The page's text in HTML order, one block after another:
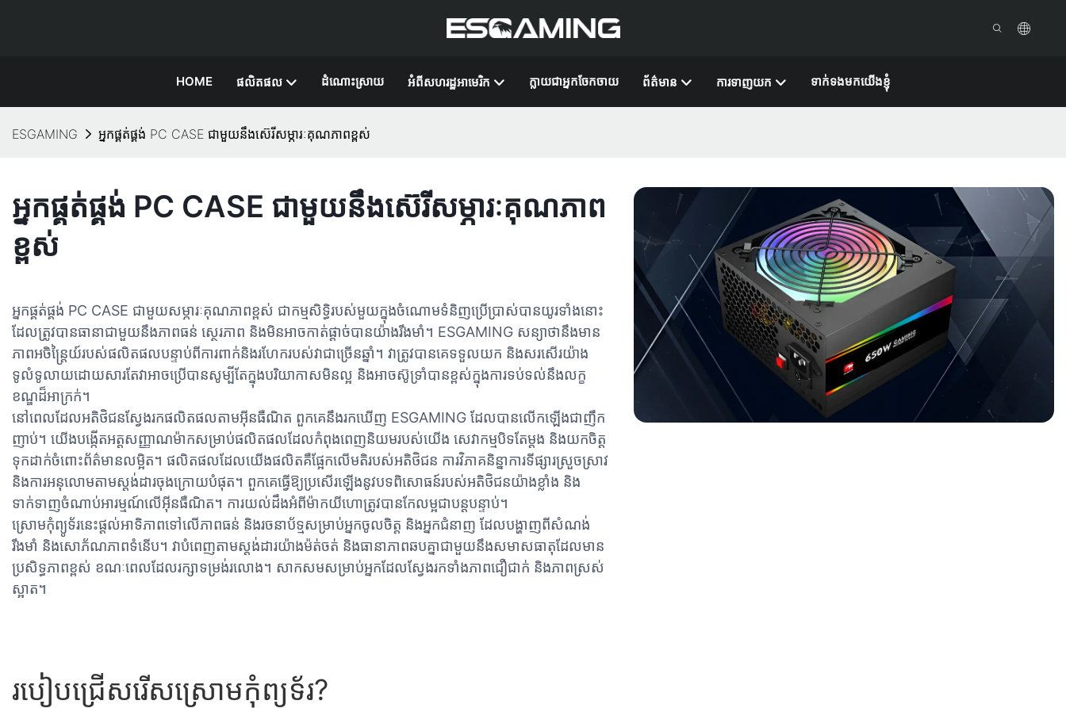
HOME ផលិតផល ដំណោះស្រាយ អំពី​សហរដ្ឋអាមេរិក ក្លាយជាអ្នកចែកចាយ ព័ត៌មាន ការទាញយក ទាក់ទងមកយើងខ្ញុំ
ESGAMING អ្នកផ្គត់ផ្គង់ PC CASE ជាមួយនឹងស៊េរីសម្ភារៈគុណភាពខ្ពស់
អ្នកផ្គត់ផ្គង់ PC CASE ជាមួយនឹងស៊េរីសម្ភារៈគុណភាព
ខ្ពស់
អ្នកផ្គត់ផ្គង់ PC CASE ជាមួយសម្ភារៈគុណភាពខ្ពស់ ជាកម្មសិទ្ធិរបស់មួយក្នុងចំណោមទំនិញប្រើប្រាស់បានយូរទាំងនោះ
ដែលត្រូវបានធានាជាមួយនឹងភាពធន់ ស្ថេរភាព និងមិនអាចកាត់ផ្តាច់បានយ៉ាងរឹងមាំ។ ESGAMING សន្យា​ថា​នឹង​មាន​
ភាព​អចិន្ត្រៃយ៍​របស់​ផលិតផល​បន្ទាប់​ពី​ការ​ពាក់​និង​រហែក​របស់​វា​ជា​ច្រើន​ឆ្នាំ។ វា​ត្រូវ​បាន​គេ​ទទួល​យក និង​សរសើរ​យ៉ាង​
ទូលំទូលាយ​ដោយ​សារ​តែ​វា​អាច​ប្រើ​បាន​សូម្បី​តែ​ក្នុង​បរិយាកាស​មិន​ល្អ និង​អាច​ស៊ូទ្រាំ​បាន​ខ្ពស់​ក្នុង​ការ​ទប់ទល់​នឹង​លក្ខ
ខណ្ឌ​ដ៏​អាក្រក់។
នៅពេលដែលអតិថិជនស្វែងរកផលិតផលតាមអ៊ីនធឺណិត ពួកគេនឹងរកឃើញ ESGAMING ដែលបានលើកឡើងជាញឹក
ញាប់។ យើងបង្កើតអត្តសញ្ញាណម៉ាកសម្រាប់ផលិតផលដែលកំពុងពេញនិយមរបស់យើង សេវាកម្មបិទតែម្តង និងយកចិត្ត
ទុកដាក់ចំពោះព័ត៌មានលម្អិត។ ផលិតផលដែលយើងផលិតគឺផ្អែកលើមតិរបស់អតិថិជន ការវិភាគនិន្នាការទីផ្សារស្រួចស្រាវ
និងការអនុលោមតាមស្តង់ដារចុងក្រោយបំផុត។ ពួកគេធ្វើឱ្យប្រសើរឡើងនូវបទពិសោធន៍របស់អតិថិជនយ៉ាងខ្លាំង និង
ទាក់ទាញចំណាប់អារម្មណ៍លើអ៊ីនធឺណិត។ ការយល់ដឹងអំពីម៉ាកយីហោត្រូវបានកែលម្អជាបន្តបន្ទាប់។
ស្រោមកុំព្យូទ័រនេះផ្តល់អាទិភាពទៅលើភាពធន់ និងរចនាប័ទ្មសម្រាប់អ្នកចូលចិត្ត និងអ្នកជំនាញ ដែលបង្ហាញពីសំណង់
រឹងមាំ និងសោភ័ណភាពទំនើប។ វាបំពេញតាមស្តង់ដារយ៉ាងម៉ត់ចត់ និងធានាភាពឆបគ្នាជាមួយនឹងសមាសធាតុដែលមាន
ប្រសិទ្ធភាពខ្ពស់ ខណៈពេលដែលរក្សាទម្រង់រលោង។ សាកសមសម្រាប់អ្នកដែលស្វែងរកទាំងភាពជឿជាក់ និងភាពស្រស់
ស្អាត។
របៀបជ្រើសរើសស្រោមកុំព្យូទ័រ?